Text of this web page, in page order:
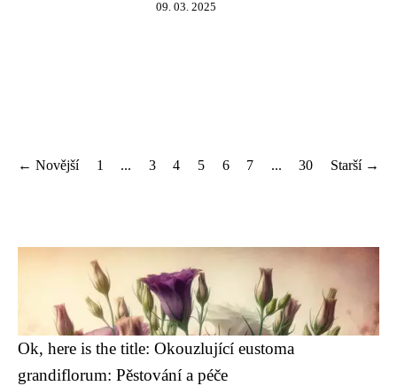
09. 03. 2025
← Novější 1 ... 3 4 5 6 7 ... 30 Starší →
Ok, here is the title: Okouzlující eustoma
grandiflorum: Pěstování a péče